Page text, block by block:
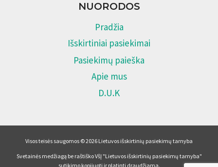
NUORODOS
Pradžia
Išskirtiniai pasiekimai
Pasiekimų paieška
Apie mus
D.U.K
Visos teisės saugomos © 2026 Lietuvos išskirtinių pasiekimų tarnyba
Svetainės medžiagą be raštiško VšĮ "Lietuvos išskirtinių pasiekimų tarnyba"
sutikimo kopijuoti ir platinti draudžiama.